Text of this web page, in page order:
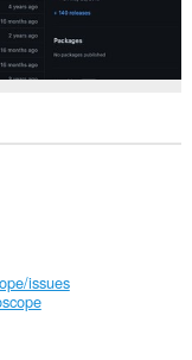
issues